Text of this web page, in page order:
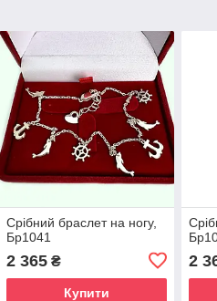
Срібний браслет на ногу,
Бр1041
2 365₴
Купити
2